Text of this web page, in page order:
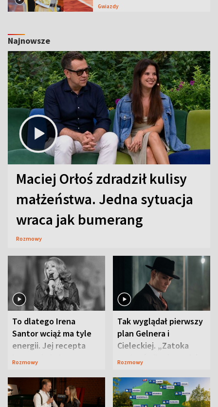
Gwiazdy
Najnowsze
Maciej Orłoś zdradził kulisy
małżeństwa. Jedna sytuacja
wraca jak bumerang
Rozmowy
To dlatego Irena
Santor wciąż ma tyle
energii. Jej recepta
jest zaskakująco
Rozmowy
Tak wyglądał pierwszy
plan Gelnera i
Cieleckiej. „Zatoka
szpiegów” od razu ich
Rozmowy